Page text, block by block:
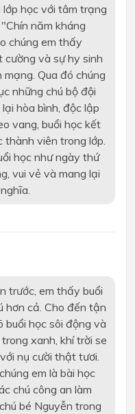
lớp học với tâm trạng
năm kháng
chúng em thấy
và sự hy sinh
Qua đó chúng
những chú bộ đội
hòa bình, độc lập
vang, buổi học kết
viên trong lớp.
học như ngày thứ
vui vẻ và mang lại
trước, em thấy buổi
hơn cả. Cho đến tận
buổi học sôi động và
xanh, khí trời se
nụ cười thật tươi.
em là bài học
chú công an làm
bé Nguyễn trong